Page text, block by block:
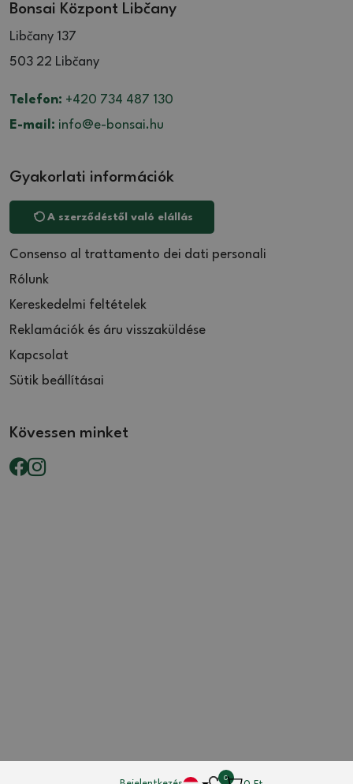
0
Bonsai Központ Libčany
Libčany 137
503 22 Libčany
Telefon: +420 734 487 130
E-mail: info@e-bonsai.hu
Gyakorlati információk
A szerződéstől való elállás
Consenso al trattamento dei dati personali
Rólunk
Kereskedelmi feltételek
Reklamációk és áru visszaküldése
Kapcsolat
Sütik beállításai
Kövessen minket